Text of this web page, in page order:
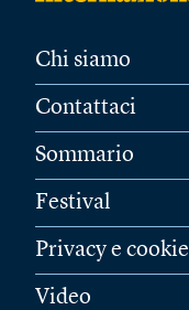
Chi siamo
Contattaci
Sommario
Festival
Privacy e cookie
Video